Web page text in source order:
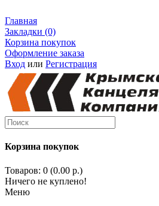
Главная
Закладки (0)
Корзина покупок
Оформление заказа
Вход или Регистрация
Корзина покупок
Товаров: 0 (0.00 р.)
Ничего не куплено!
Меню